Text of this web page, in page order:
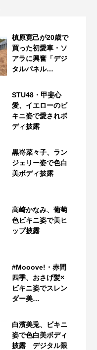
槙原寛己が20歳で
買った初愛車・ソ
アラに興奮「デジ
タルパネル…
STU48・甲斐心
愛、イエローのビ
キニ姿で愛されボ
ディ披露
黒嵜菜々子、ラン
ジェリー姿で色白
美ボディ披露
高崎かなみ、葡萄
色ビキニ姿で美ヒ
ップ披露
#Mooove!・赤間
四季、おさげ髪×
ビキニ姿でスレン
ダー美…
白濱美兎、ビキニ
姿で色白美ボディ
披露 デジタル限